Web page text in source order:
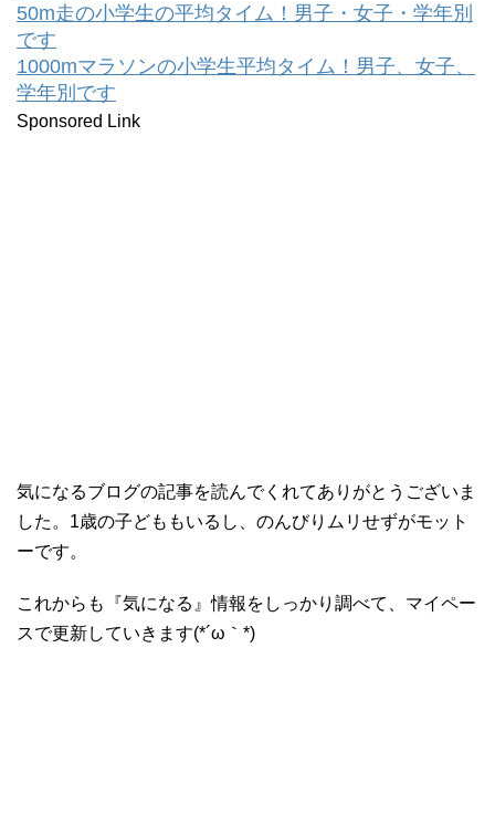
50m走の小学生の平均タイム！男子・女子・学年別
です
1000mマラソンの小学生平均タイム！男子、女子、
学年別です
Sponsored Link
気になるブログの記事を読んでくれてありがとうございま
した。1歳の子どももいるし、のんびりムリせずがモット
ーです。
これからも『気になる』情報をしっかり調べて、マイペー
スで更新していきます(*´ω｀*)